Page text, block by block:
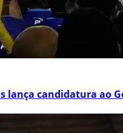
lança candidatura ao